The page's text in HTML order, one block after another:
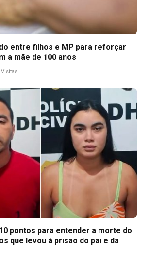
entre filhos e MP para reforçar
a mãe de 100 anos
Visitas
pontos para entender a morte do
que levou à prisão do pai e da